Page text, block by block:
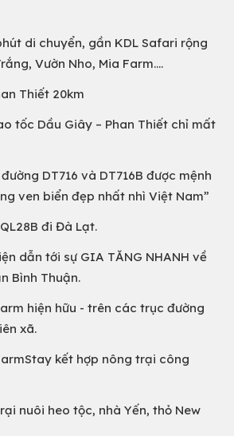
di chuyển, gần KDL Safari rộng
Vườn Nho, Mia Farm....
Thiết 20km
tốc Dầu Giây – Phan Thiết chỉ mất
DT716 và DT716B được mệnh
ven biển đẹp nhất nhì Việt Nam”
đi Đà Lạt.
dẫn tới sự GIA TĂNG NHANH về
Bình Thuận.
hiện hữu - trên các trục đường
xã.
kết hợp nông trại công
nuôi heo tộc, nhà Yến, thỏ New